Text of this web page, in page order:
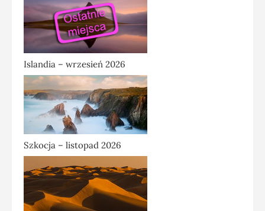
Islandia – wrzesień 2026
Szkocja – listopad 2026